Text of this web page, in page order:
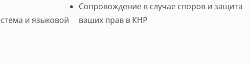
и языковой
Сопровождение в случае споров и защита
ваших прав в КНР